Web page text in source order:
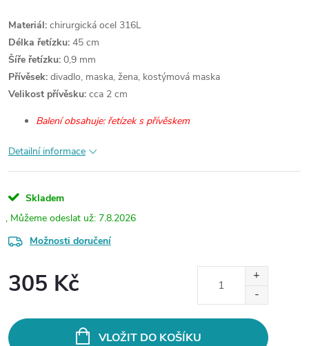
Materiál: chirurgická ocel 316L
Délka řetízku: 45 cm
Šíře řetízku: 0,9 mm
Přívěsek: divadlo, maska, žena, kostýmová maska
Velikost přívěsku: cca 2 cm
Balení obsahuje: řetízek s přívěskem
Detailní informace
Skladem
7.8.2026
Možnosti doručení
305 Kč
VLOŽIT DO KOŠÍKU